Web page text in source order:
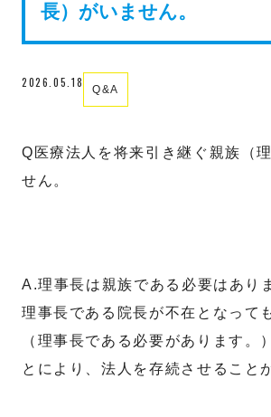
長）がいません。
2026.05.18 Q&A
Q医療法人を将来引き継ぐ親族（
せん。
A.理事長は親族である必要はあり
理事長である院長が不在となって
（理事長である必要があります。
とにより、法人を存続させること